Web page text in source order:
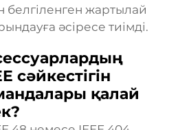
белгіленген жартылай
әсіресе тиімді.
сәйкестігін
қалай